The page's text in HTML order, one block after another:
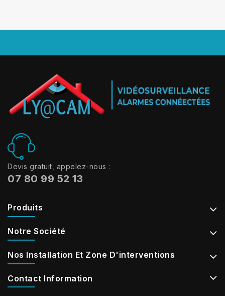
Devis gratuit, appelez-nous :
07 80 99 52 13
Produits
Notre Société
Nos Installation Et Zone D'interventions
Contact Information